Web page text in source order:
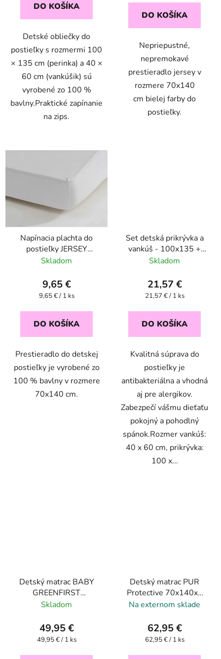
DO KOŠÍKA
Detské obliečky do
postieľky s rozmermi 100
× 135 cm (perinka) a 40 ×
60 cm (vankúšik) sú
vyrobené zo 100 %
bavlny.Praktické zapínanie
na zips.
DO KOŠÍKA
Nepriepustné,
nepremokavé
prestieradlo jersey v
rozmere 70x140
cm bielej farby do
postieľky.
Napínacia plachta do
postieľky JERSEY
COMFORT 70x140 cm
Skladom
9,65 €
Jednotková
9,65 € / 1 ks
DO KOŠÍKA
Prestieradlo do detskej
postieľky je vyrobené zo
100 % bavlny v rozmere
70x140 cm.
Set detská prikrývka a
vankúš - 100x135 +
40x60 cm
Skladom
21,57 €
Jednotková
21,57 € / 1 ks
DO KOŠÍKA
Kvalitná súprava do
postieľky je
antibakteriálna a vhodná
aj pre alergikov.
Zabezpečí vášmu dieťaťu
pokojný a pohodlný
spánok.Rozmer vankúš:
40 x 60 cm, prikrývka:
100 x...
Detský matrac BABY
GREENFIRST
70x140x8 cm
Skladom
49,95 €
Jednotková
49,95 € / 1 ks
Detský matrac PUR
Protective 70x140x8
cm
Na externom sklade
62,95 €
Jednotková
62,95 € / 1 ks